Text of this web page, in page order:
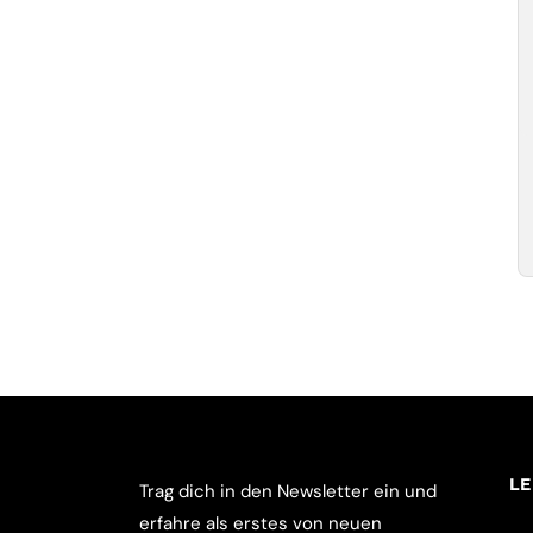
Trag dich in den Newsletter ein und
erfahre als erstes von neuen